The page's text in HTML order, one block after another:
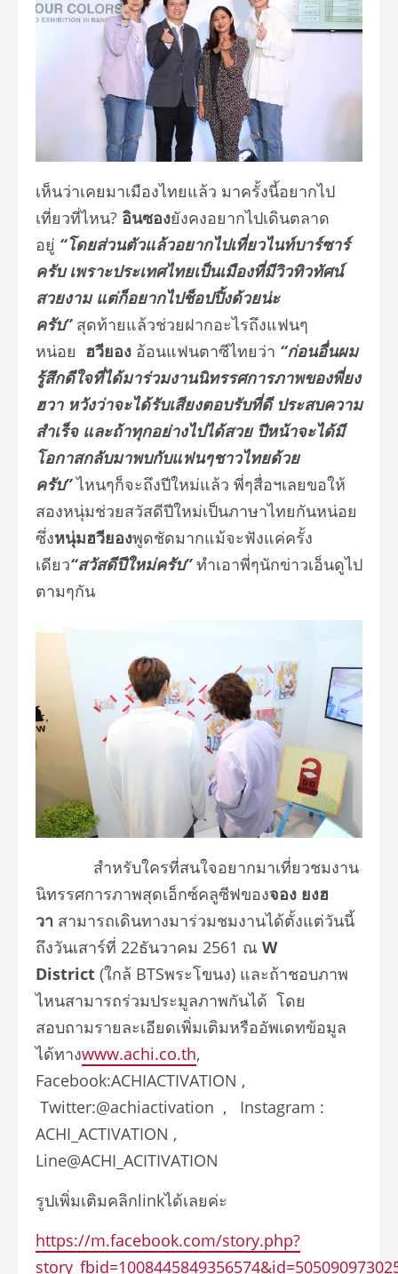
เห็นว่าเคยมาเมืองไทยแล้ว มาครั้งนี้อยากไป
เที่ยวที่ไหน? อินซองยังคงอยากไปเดินตลาด
อยู่ “โดยส่วนตัวแล้วอยากไปเที่ยวไนท์บาร์ซาร์
ครับ เพราะประเทศไทยเป็นเมืองที่มีวิวทิวทัศน์
สวยงาม แต่ก็อยากไปช็อปปิ้งด้วยน่ะ
ครับ”สุดท้ายแล้วช่วยฝากอะไรถึงแฟนๆ
หน่อย ฮวียอง อ้อนแฟนตาซีไทยว่า “ก่อนอื่นผม
รู้สึกดีใจที่ได้มาร่วมงานนิทรรศการภาพของพี่ยง
ฮวา หวังว่าจะได้รับเสียงตอบรับที่ดี ประสบความ
สำเร็จ และถ้าทุกอย่างไปได้สวย ปีหน้าจะได้มี
โอกาสกลับมาพบกับแฟนๆชาวไทยด้วย
ครับ”ไหนๆก็จะถึงปีใหม่แล้ว พี่ๆสื่อฯเลยขอให้
สองหนุ่มช่วยสวัสดีปีใหม่เป็นภาษาไทยกันหน่อย
ซึ่งหนุ่มฮวียองพูดชัดมากแม้จะฟังแค่ครั้ง
เดียว“สวัสดีปีใหม่ครับ”ทำเอาพี่ๆนักข่าวเอ็นดูไป
ตามๆกัน
สำหรับใครที่สนใจอยากมาเที่ยวชมงาน
นิทรรศการภาพสุดเอ็กซ์คลูซีฟของจอง ยงฮ
วา สามารถเดินทางมาร่วมชมงานได้ตั้งแต่วันนี้
ถึงวันเสาร์ที่ 22ธันวาคม 2561 ณ W
District (ใกล้ BTSพระโขนง) และถ้าชอบภาพ
ไหนสามารถร่วมประมูลภาพกันได้ โดย
สอบถามรายละเอียดเพิ่มเติมหรืออัพเดทข้อมูล
ได้ทางwww.achi.co.th,
Facebook:ACHIACTIVATION ,
Twitter:@achiactivation , Instagram :
ACHI_ACTIVATION ,
Line@ACHI_ACITIVATION
รูปเพิ่มเติมคลิกlinkได้เลยค่ะ
https://m.facebook.com/story.php?